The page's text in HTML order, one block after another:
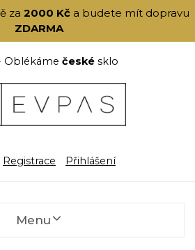
za2000 Kč a budete mít dopravu
ZDARMA
Oblékáme českésklo
Registrace Přihlášení
Menu